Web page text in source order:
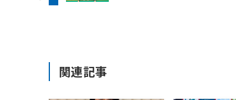
関連記事